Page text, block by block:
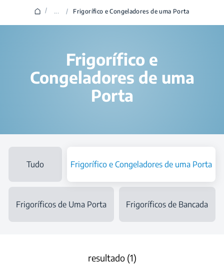
/ ... / Frigorífico e Congeladores de uma Porta
Frigorífico e
Congeladores de uma
Porta
Tudo Frigorífico e Congeladores de uma Porta
Frigoríficos de Uma Porta Frigoríficos de Bancada
resultado (1)